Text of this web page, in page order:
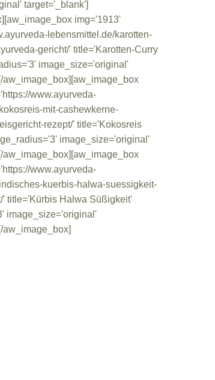
target='_blank']
img='1913'
lebensmittel.de/karotten-
gericht/' title='Karotten-Curry
image_size='original'
aw_image_box][aw_image_box
www.ayurveda-
mit-cashewkerne-
rezept/' title='Kokosreis
image_size='original'
aw_image_box][aw_image_box
www.ayurveda-
kuerbis-halwa-suessigkeit-
' title='Kürbis Halwa Süßigkeit'
image_size='original'
aw_image_box]